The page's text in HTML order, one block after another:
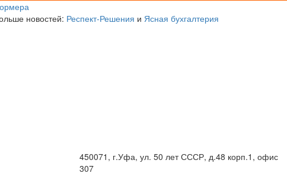
новостей: Респект-Решения и Ясная бухгалтерия
450071, г.Уфа, ул. 50 лет СССР, д.48 корп.1, офис
307